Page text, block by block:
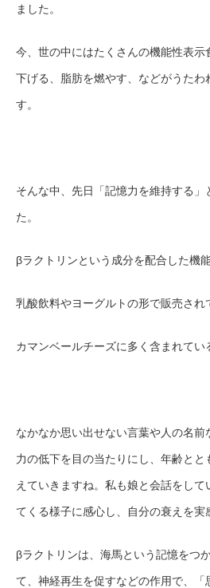
ました。
今、世の中にはたくさんの機能性表示
下げる、脂肪を燃やす、などがうたわ
す。
そんな中、先日「記憶力を維持する」
た。
βラクトリンという成分を配合した機
乳酸飲料やヨーグルトの形で販売され
カマンベールチーズに多く含まれてい
なかなか思い出せない言葉や人の名
力の低下を目の当たりにし、年齢と
えていきますね。私も娘と会話をし
てくる様子に感心し、自分の衰えを実
βラクトリンは、 海馬という記憶をつ
て、神経再生を促すなどの作用で、「